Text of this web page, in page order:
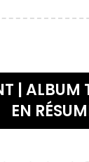
| ALBUM
EN